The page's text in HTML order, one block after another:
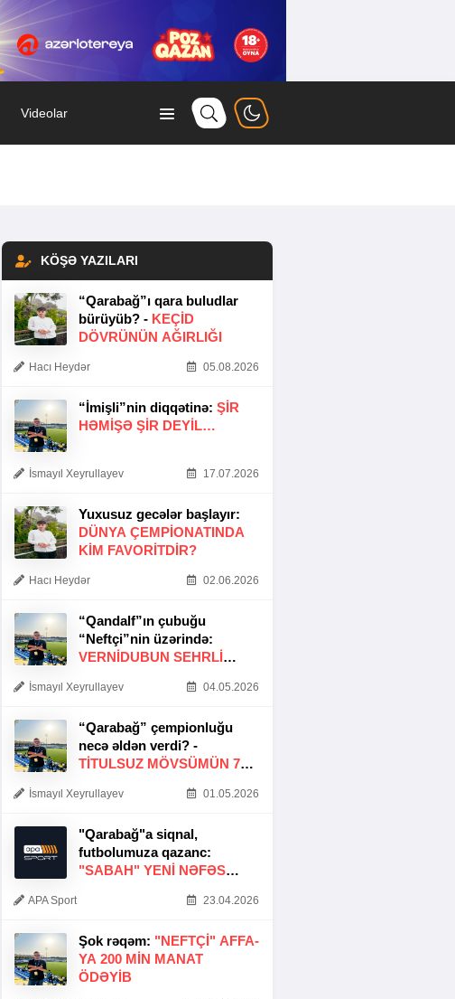
Videolar
KÖŞƏ YAZILARI
“Qarabağ”ı qara buludlar
bürüyüb? - KEÇID
DÖVRÜNÜN AĞIRLIĞI
Hacı Heydər 05.08.2026
“İmişli”nin diqqətinə: ŞIR
HƏMIŞƏ ŞIR DEYIL…
İsmayıl Xeyrullayev 17.07.2026
Yuxusuz gecələr başlayır:
DÜNYA ÇEMPIONATINDA
KIM FAVORITDIR?
Hacı Heydər 02.06.2026
“Qandalf”ın çubuğu
“Neftçi”nin üzərində:
VERNİDUBUN SEHRLİ
İsmayıl Xeyrullayev 04.05.2026
“Qarabağ” çempionluğu
necə əldən verdi? -
TITULSUZ MÖVSÜMÜN 7
İsmayıl Xeyrullayev 01.05.2026
"Qarabağ"a siqnal,
futbolumuza qazanc:
"SABAH" YENI NƏFƏS
APA Sport 23.04.2026
Şok rəqəm: "NEFTÇI" AFFA-
YA 200 MIN MANAT
ÖDƏYIB